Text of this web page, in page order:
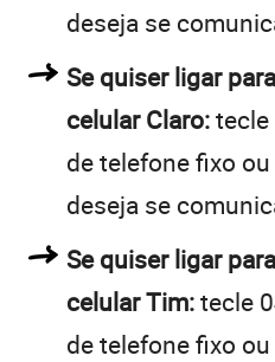
deseja se
Se quiser ligar
celular Claro:tecle
de telefone fixo
deseja se
Se quiser ligar
celular Tim:tecle
de telefone fixo